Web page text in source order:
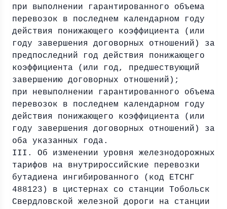
при выполнении гарантированного объема
перевозок в последнем календарном году
действия понижающего коэффициента (или
году завершения договорных отношений) за
предпоследний год действия понижающего
коэффициента (или год, предшествующий
завершению договорных отношений);
при невыполнении гарантированного объема
перевозок в последнем календарном году
действия понижающего коэффициента (или
году завершения договорных отношений) за
оба указанных года.
III. Об изменении уровня железнодорожных
тарифов на внутрироссийские перевозки
бутадиена ингибированного (код ЕТСНГ
488123) в цистернах со станции Тобольск
Свердловской железной дороги на станции